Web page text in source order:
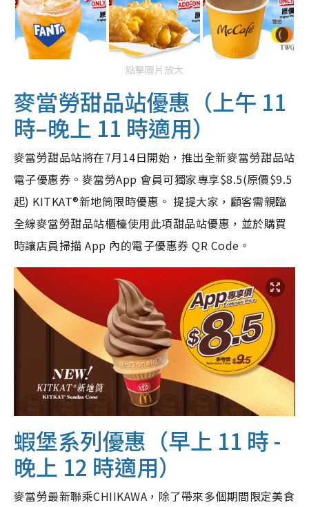
點擊圖片放大
麥當勞甜品站優惠（上午 11
時–晚上 11 時適用）
麥當勞甜品站將在7月14日開始，推出全新麥當勞甜品站
電子優惠券。麥當勞App 會員可獨家專享$8.5(原價$9.5
起) KITKAT®新地筒限時優惠。 提提大家，顧客需親臨
全線麥當勞甜品站櫃檯使用此項甜品站優惠，並於購買
時讓店員掃描 App 內的電子優惠券 QR Code。
蝦堡系列優惠（早上 11 時 -
晚上 12 時適用）
麥當勞最新聯乘CHIIKAWA，除了帶來多個期間限定美食